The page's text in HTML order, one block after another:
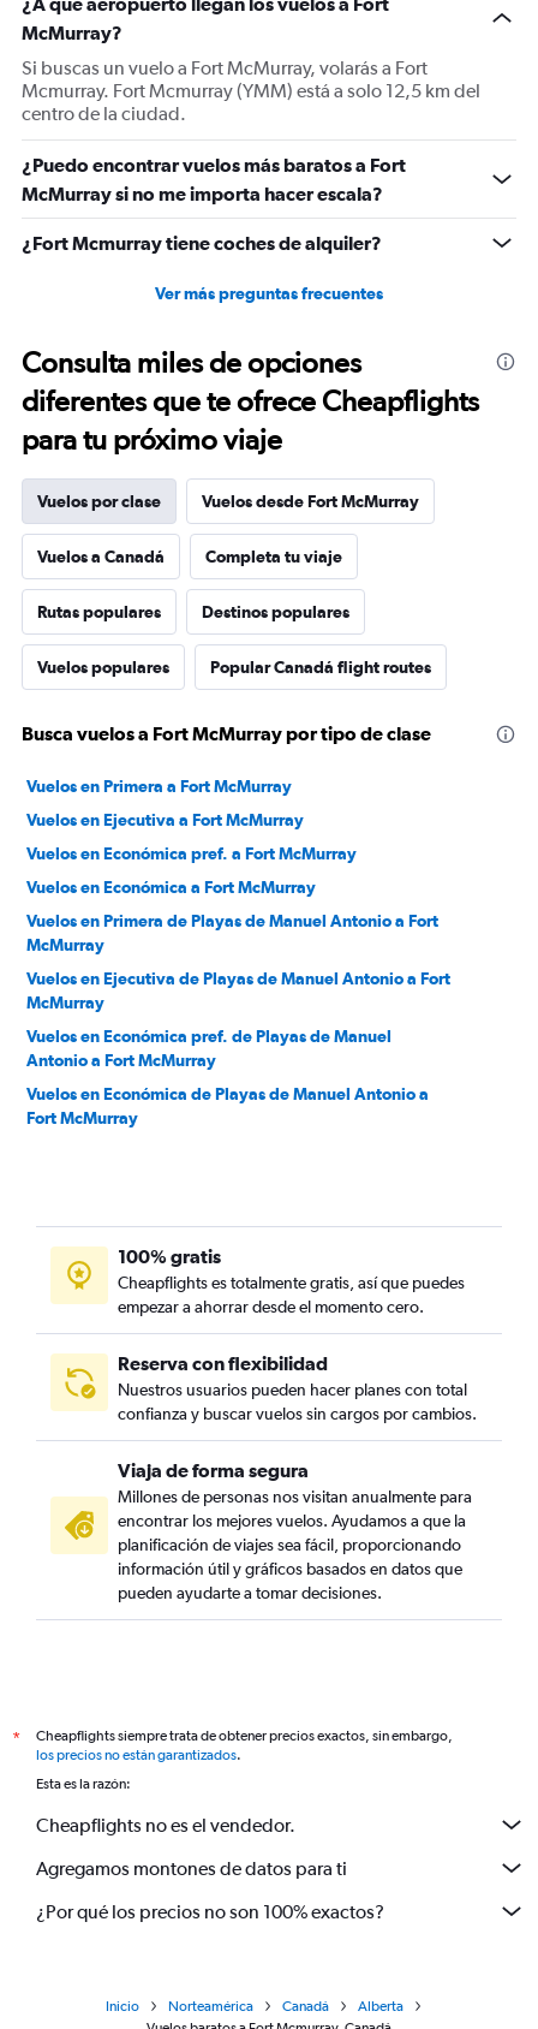
axis
displaying
values.
Range:
-20
to
McMurray?
Si buscas un vuelo a Fort McMurray, volarás a Fort
Mcmurray. Fort Mcmurray (YMM) está a solo 12,5 km del
centro de la ciudad.
¿Puedo encontrar vuelos más baratos a Fort
McMurray si no me importa hacer escala?
¿Fort Mcmurray tiene coches de alquiler?
Ver más preguntas frecuentes
Consulta miles de opciones
diferentes que te ofrece Cheapflights
para tu próximo viaje
Vuelos por clase Vuelos desde Fort McMurray
Vuelos a Canadá Completa tu viaje
Rutas populares Destinos populares
Vuelos populares Popular Canadá flight routes
Busca vuelos a Fort McMurray por tipo de clase
Vuelos en Primera a Fort McMurray
Vuelos en Ejecutiva a Fort McMurray
Vuelos en Económica pref. a Fort McMurray
Vuelos en Económica a Fort McMurray
Vuelos en Primera de Playas de Manuel Antonio a Fort
McMurray
Vuelos en Ejecutiva de Playas de Manuel Antonio a Fort
McMurray
Vuelos en Económica pref. de Playas de Manuel
Antonio a Fort McMurray
Vuelos en Económica de Playas de Manuel Antonio a
Fort McMurray
100% gratis
Cheapflights es totalmente gratis, así que puedes
empezar a ahorrar desde el momento cero.
Reserva con flexibilidad
Nuestros usuarios pueden hacer planes con total
confianza y buscar vuelos sin cargos por cambios.
Viaja de forma segura
Millones de personas nos visitan anualmente para
encontrar los mejores vuelos. Ayudamos a que la
planificación de viajes sea fácil, proporcionando
información útil y gráficos basados en datos que
pueden ayudarte a tomar decisiones.
*
Cheapflights siempre trata de obtener precios exactos, sin embargo,
los precios no están garantizados.
Esta es la razón:
Cheapflights no es el vendedor.
Agregamos montones de datos para ti
¿Por qué los precios no son 100% exactos?
Inicio Norteamérica Canadá
Alberta